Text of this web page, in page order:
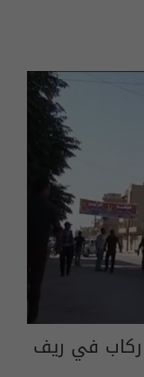
ركاب في ريف